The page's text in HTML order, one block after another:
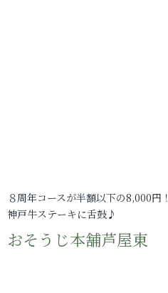
８周年コースが半額以下の8,000円！
神戸牛ステーキに舌鼓♪
おそうじ本舗芦屋東